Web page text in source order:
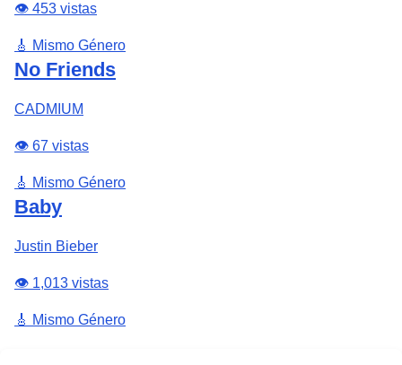
👁️ 453 vistas
🎸 Mismo Género
No Friends
CADMIUM
👁️ 67 vistas
🎸 Mismo Género
Baby
Justin Bieber
👁️ 1,013 vistas
🎸 Mismo Género